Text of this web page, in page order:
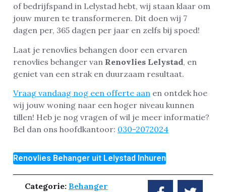
of bedrijfspand in Lelystad hebt, wij staan klaar om
jouw muren te transformeren. Dit doen wij 7
dagen per, 365 dagen per jaar en zelfs bij spoed!
Laat je renovlies behangen door een ervaren
renovlies behanger van Renovlies Lelystad, en
geniet van een strak en duurzaam resultaat.
Vraag vandaag nog een offerte aan en ontdek hoe
wij jouw woning naar een hoger niveau kunnen
tillen! Heb je nog vragen of wil je meer informatie?
Bel dan ons hoofdkantoor: 030-2072024
Renovlies Behanger uit Lelystad Inhuren
Categorie: Behanger